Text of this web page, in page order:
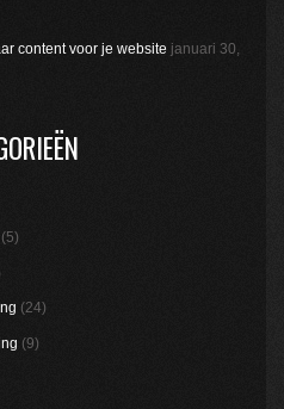
content voor je website januari 30,
(5)
(24)
(9)